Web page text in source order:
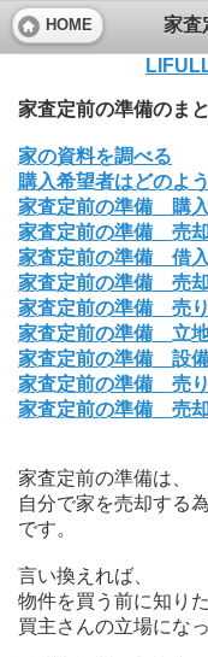
HOME 家査
家査定前の準備のま
家の資料を調べる
購入希望者はどのよ
家査定前の準備 購
家査定前の準備 売
家査定前の準備 借
家査定前の準備 売
家査定前の準備 売
家査定前の準備 立
家査定前の準備 設
家査定前の準備 売
家査定前の準備 売却
家査定前の準備は、
自分で家を売却する
です。
言い換えれば、
物件を買う前に知り
買主さんの立場にな